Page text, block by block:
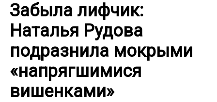
Забыла лифчик:
Наталья Рудова
подразнила мокрыми
«напрягшимися
вишенками»